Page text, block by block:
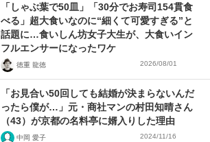
「しゃぶ葉で50皿」「30分でお寿司154貫食
べる」超大食いなのに“細くて可愛すぎる”と
話題に…食いしん坊女子大生が、大食いイン
フルエンサーになったワケ
徳重 龍徳 2026/08/01
「お見合い50回しても結婚が決まらないんだ
ったら僕が…」元・商社マンの村田知晴さん
（43）が京都の名料亭に婿入りした理由
中岡 愛子 2024/11/16